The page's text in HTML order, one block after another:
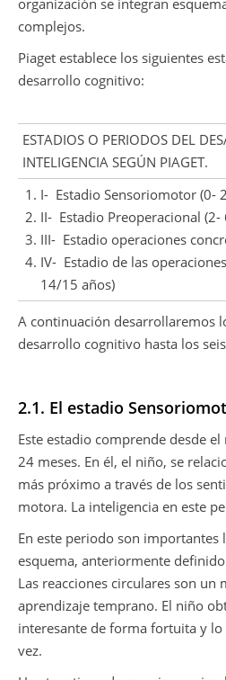
organización se integran
complejos.
Piaget establece los siguientes
desarrollo cognitivo:
ESTADIOS O PERIODOS DEL
INTELIGENCIA SEGÚN PIAGET.
I- Estadio Sensoriomotor (0-
II- Estadio Preoperacional (2-
III- Estadio operaciones
IV- Estadio de las
14/15 años)
A continuación desarrollaremos
desarrollo cognitivo hasta los
2.1. El estadio
Este estadio comprende desde
24 meses. En él, el niño, se
más próximo a través de los
motora. La inteligencia en este
En este periodo son importantes
esquema, anteriormente
Las reacciones circulares son un
aprendizaje temprano. El niño
interesante de forma fortuita y
vez.